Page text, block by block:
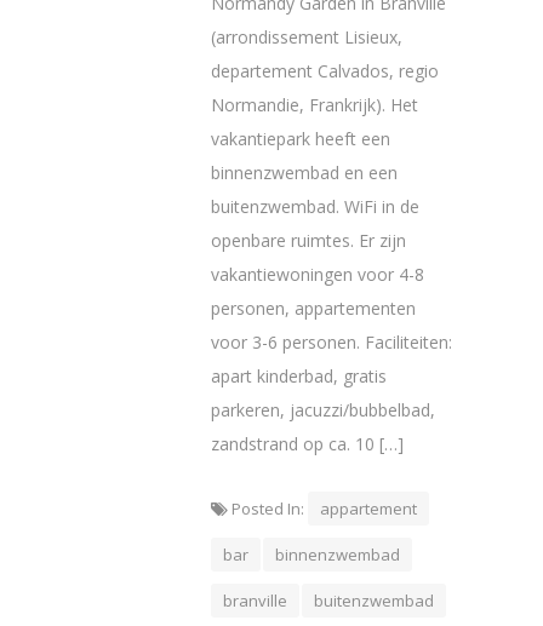
(arrondissement Lisieux,
departement Calvados, regio
Normandie, Frankrijk). Het
vakantiepark heeft een
binnenzwembad en een
buitenzwembad. WiFi in de
openbare ruimtes. Er zijn
vakantiewoningen voor 4-8
personen, appartementen
voor 3-6 personen. Faciliteiten:
apart kinderbad, gratis
parkeren, jacuzzi/bubbelbad,
zandstrand op ca. 10 […]
Posted In: appartement
bar binnenzwembad
branville buitenzwembad